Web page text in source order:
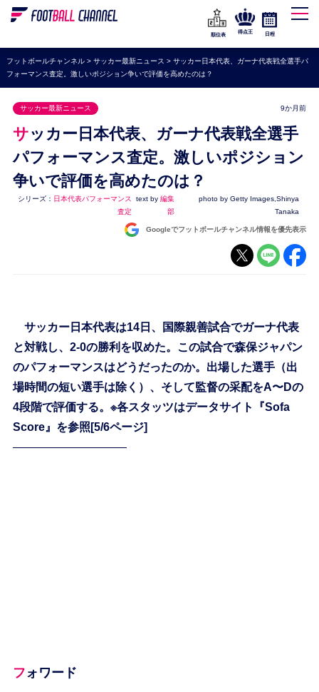
WEリーグ
海外サッカー
プレミアリーグ
ラ・リーガ
セリエA
ブンデスリーガ
UEFA
ナショナルチーム
順位表
得点王 日程
フットボールチャンネル> サッカー最新ニュース > サッカー日本代表、ガーナ代表戦全選手パ
フォーマンス査定。激しいポジション争いで評価を高めたのは？
サッカー最新ニュース 9か月前
サッカー日本代表、ガーナ代表戦全選手
パフォーマンス査定。激しいポジション
争いで評価を高めたのは？
シリーズ： 日本代表パフォーマンス
査定
text by 編集
部
photo by Getty Images,Shinya
Tanaka
Googleでフットボールチャンネル情報を優先表示
サッカー日本代表は14日、国際親善試合でガーナ代表
と対戦し、2-0の勝利を収めた。この試合で森保ジャパン
のパフォーマンスはどうだったのか。出場した選手（出
場時間の短い選手は除く）、そして監督の采配をA〜Dの
4段階で評価する。※各スタッツはデータサイト『Sofa
Score』を参照[5/6ページ]
——————————
フォワード